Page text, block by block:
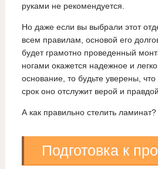
руками не рекомендуется.
Но даже если вы выбрали этот
всем правилам, основой его
будет грамотно проведенный
ногами окажется надежное и
основание, то будьте уверены,
срок оно отслужит верой и правдой.
А как правильно стелить ламинат?
Подготовка к